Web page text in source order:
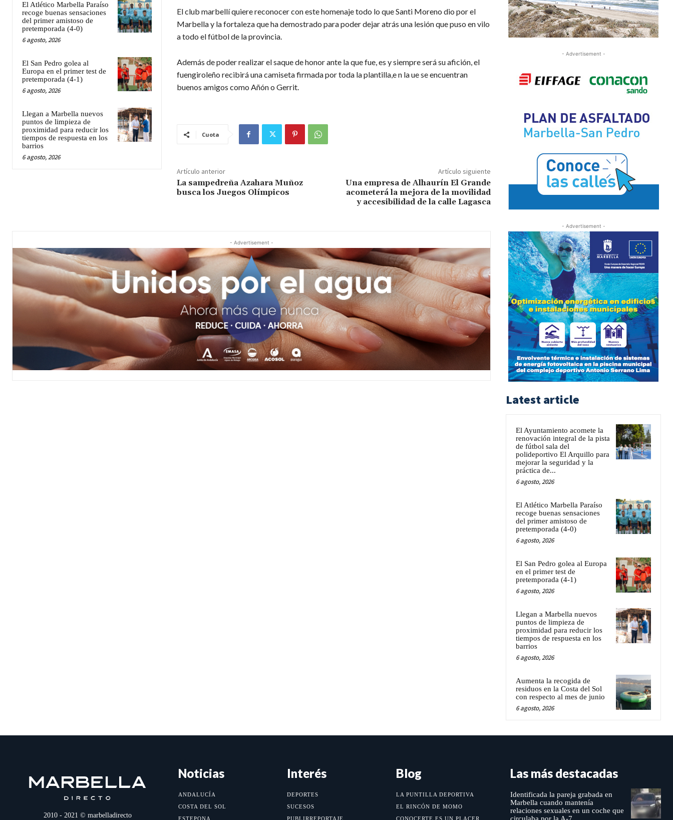
El Atlético Marbella Paraíso
recoge buenas sensaciones
del primer amistoso de
pretemporada (4-0)
6 agosto, 2026
El San Pedro golea al
Europa en el primer test de
pretemporada (4-1)
6 agosto, 2026
Llegan a Marbella nuevos
puntos de limpieza de
proximidad para reducir los
tiempos de respuesta en los
barrios
6 agosto, 2026
El club marbellí quiere reconocer con este homenaje todo lo que Santi Moreno dio por el
Marbella y la fortaleza que ha demostrado para poder dejar atrás una lesión que puso en vilo
a todo el fútbol de la provincia.
Además de poder realizar el saque de honor ante la que fue, es y siempre será su afición, el
fuengiroleño recibirá una camiseta firmada por toda la plantilla,e n la ue se encuentran
buenos amigos como Añón o Gerrit.
Cuota
Artículo anterior
La sampedreña Azahara Muñoz
busca los Juegos Olímpicos
Artículo siguiente
Una empresa de Alhaurín El Grande
acometerá la mejora de la movilidad
y accesibilidad de la calle Lagasca
- Advertisement -
- Advertisement -
- Advertisement -
Latest article
El Ayuntamiento acomete la
renovación integral de la pista
de fútbol sala del
polideportivo El Arquillo para
mejorar la seguridad y la
práctica de...
6 agosto, 2026
El Atlético Marbella Paraíso
recoge buenas sensaciones
del primer amistoso de
pretemporada (4-0)
6 agosto, 2026
El San Pedro golea al Europa
en el primer test de
pretemporada (4-1)
6 agosto, 2026
Llegan a Marbella nuevos
puntos de limpieza de
proximidad para reducir los
tiempos de respuesta en los
barrios
6 agosto, 2026
Aumenta la recogida de
residuos en la Costa del Sol
con respecto al mes de junio
6 agosto, 2026
2010 - 2021 © marbelladirecto
Noticias
ANDALUCÍA
COSTA DEL SOL
ESTEPONA
Interés
DEPORTES
SUCESOS
PUBLIRREPORTAJE
Blog
LA PUNTILLA DEPORTIVA
EL RINCÓN DE MOMO
CONOCERTE ES UN PLACER
Las más destacadas
Identificada la pareja grabada en
Marbella cuando mantenía
relaciones sexuales en un coche que